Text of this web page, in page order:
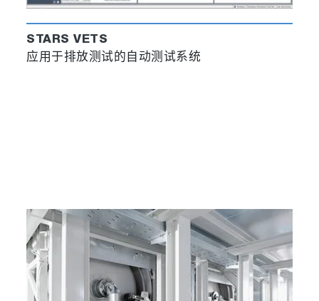
STARS VETS
应用于排放测试的自动测试系统